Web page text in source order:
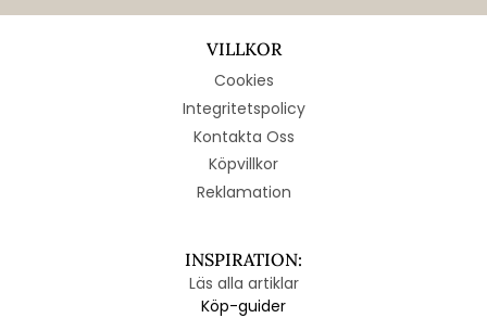
VILLKOR
Cookies
Integritetspolicy
Kontakta Oss
Köpvillkor
Reklamation
INSPIRATION:
Läs alla artiklar
Köp-guider